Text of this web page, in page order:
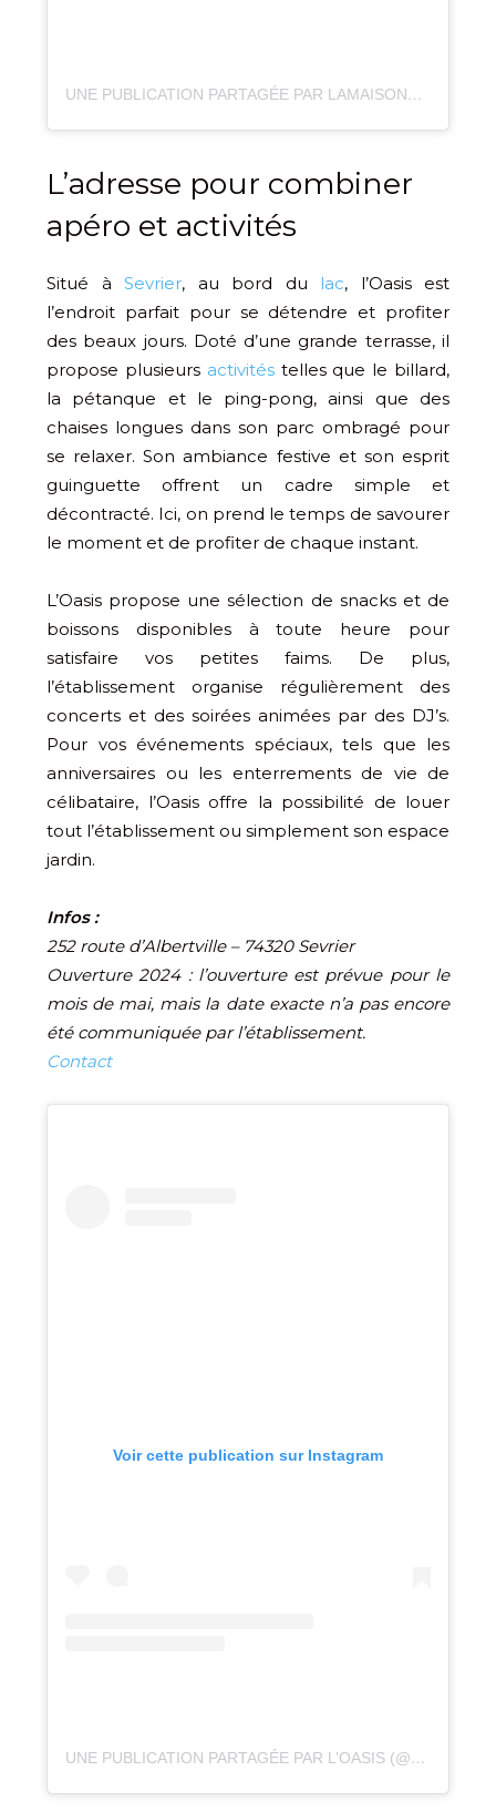
UNE PUBLICATION PARTAGÉE PAR LAMAISONDULACANNECY (@LAMAISONDULACANNECY)
L’adresse pour combiner
apéro et activités
Situé à Sevrier, au bord du lac, l’Oasis est
l’endroit parfait pour se détendre et profiter
des beaux jours. Doté d’une grande terrasse, il
propose plusieurs activitéstelles que le billard,
la pétanque et le ping-pong, ainsi que des
chaises longues dans son parc ombragé pour
se relaxer. Son ambiance festive et son esprit
guinguette offrent un cadre simple et
décontracté. Ici, on prend le temps de savourer
le moment et de profiter de chaque instant.
L’Oasis propose une sélection de snacks et de
boissons disponibles à toute heure pour
satisfaire vos petites faims. De plus,
l’établissement organise régulièrement des
concerts et des soirées animées par des DJ’s.
Pour vos événements spéciaux, tels que les
anniversaires ou les enterrements de vie de
célibataire, l’Oasis offre la possibilité de louer
tout l’établissement ou simplement son espace
jardin.
Infos :
252 route d’Albertville – 74320 Sevrier
Ouverture 2024 : l’ouverture est prévue pour le
mois de mai, mais la date exacte n’a pas encore
été communiquée par l’établissement.
Contact
Voir cette publication sur Instagram
UNE PUBLICATION PARTAGÉE PAR L’OASIS (@OASIS_1948)